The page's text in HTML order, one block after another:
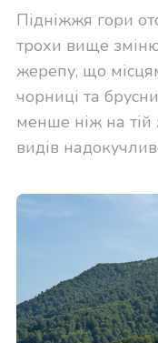
Підніжжя гори
трохи вище
жерепу, що
чорниці та
менше ніж на тій
видів